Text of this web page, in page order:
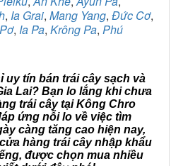
, Ia Grai, Mang Yang, Đức Cơ,
, Ia Pa, Krông Pa, Phú
uy tín bán trái cây sạch và
Lai? Bạn lo lắng khi chưa
trái cây tại Kông Chro
ứng nỗi lo về việc tìm
càng tăng cao hiện nay,
hàng trái cây nhập khẩu
được chọn mua nhiều